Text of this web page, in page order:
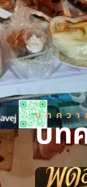
บทคว
บท